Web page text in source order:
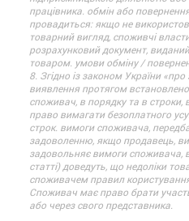
працівника. обмін або
провадиться: якщо не
товарний вигляд, споживчі
розрахунковий документ,
товаром. умови обміну /
8. Згідно із законом України
виявлення протягом
споживач, в порядку та в строки,
право вимагати безоплатного
строк. вимоги споживача,
задоволенню, якщо продавець,
задовольняє вимоги споживача,
статті) доведуть, що недоліки
споживачем правил
Споживач має право брати
або через свого представника.